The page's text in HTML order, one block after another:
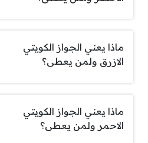
ماذا يعني الجواز الكويتي
الازرق ولمن يعطى؟
ماذا يعني الجواز الكويتي
الاحمر ولمن يعطى؟